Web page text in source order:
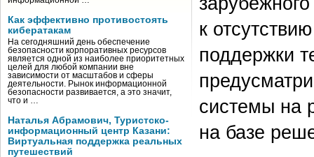
Как эффективно противостоять
кибератакам
На сегодняшний день обеспечение
безопасности корпоративных ресурсов
является одной из наиболее приоритетных
целей для любой компании вне
зависимости от масштабов и сферы
деятельности. Рынок информационной
безопасности развивается, а это значит,
что и …
Наталья Абрамович, Туристско-
информационный центр Казани:
Виртуальная поддержка реальных
путешествий
к
поддержки
системы на
на базе